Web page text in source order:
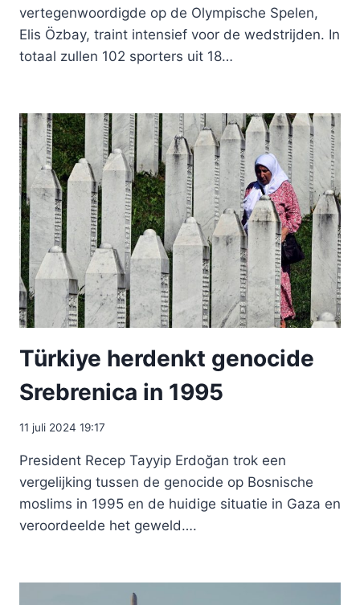
vertegenwoordigde op de Olympische Spelen,
Elis Özbay, traint intensief voor de wedstrijden. In
totaal zullen 102 sporters uit 18…
Türkiye herdenkt genocide
Srebrenica in 1995
11 juli 2024 19:17
President Recep Tayyip Erdoğan trok een
vergelijking tussen de genocide op Bosnische
moslims in 1995 en de huidige situatie in Gaza en
veroordeelde het geweld….